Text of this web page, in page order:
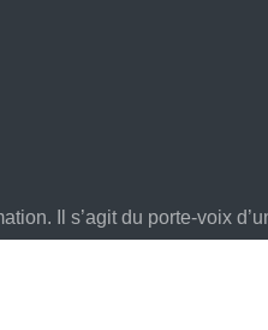
Il s’agit du porte-voix